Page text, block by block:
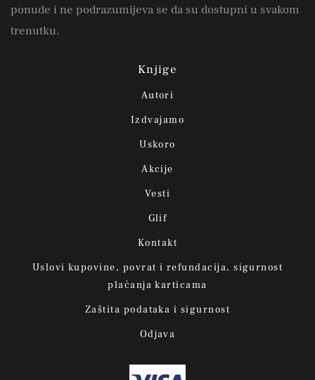
ponude i ne podrazumijeva se da su dostupni u svakom
trenutku.
Knjige
Autori
Izdvajamo
Uskoro
Akcije
Vesti
Glif
Kontakt
Uslovi kupovine, povrat i refundacija, sigurnost
plaćanja karticama
Zaštita podataka i sigurnost
Odjava